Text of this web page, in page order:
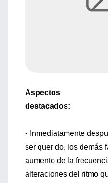
Aspectos
destacados:
• Inmediatamente
ser querido, los demás
aumento de la
alteraciones del ritmo